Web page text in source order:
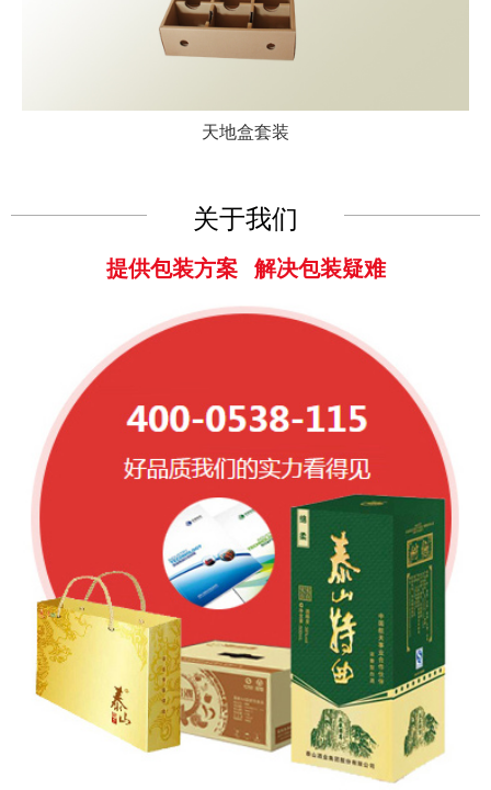
天地盒套装
关于我们
提供包装方案 解决包装疑难